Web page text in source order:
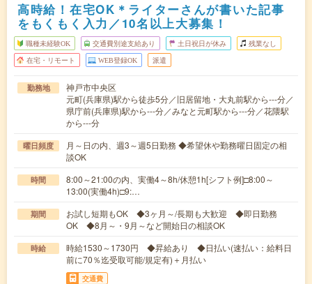
高時給！在宅OK＊ライターさんが書いた記事
をもくもく入力／10名以上大募集！
職種未経験OK 交通費別途支給あり 土日祝日が休み 残業なし
在宅・リモート WEB登録OK 派遣
勤務地
神戸市中央区
元町(兵庫県)駅から徒歩5分／旧居留地・大丸前駅から---分／
県庁前(兵庫県)駅から---分／みなと元町駅から---分／花隈駅
から---分
曜日頻度
月～日の内、週3～週5日勤務 ◆希望休や勤務曜日固定の相
談OK
時間
8:00～21:00の内、実働4～8h/休憩1h[シフト例]□8:00～
13:00(実働4h)□9:…
期間
お試し短期もOK ◆3ヶ月～/長期も大歓迎 ◆即日勤務
OK ◆8月～・9月～など開始日の相談OK
時給
時給1530～1730円 ◆昇給あり ◆日払い(速払い：給料日
前に70％迄受取可能/規定有)＋月払い
交通費